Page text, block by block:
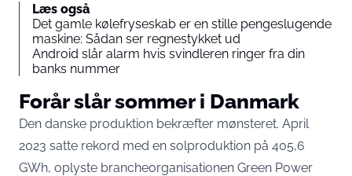
Læs også
Det gamle kølefryseskab er en stille pengeslugende
maskine: Sådan ser regnestykket ud
Android slår alarm hvis svindleren ringer fra din
banks nummer
Forår slår sommer i Danmark
Den danske produktion bekræfter mønsteret. April
2023 satte rekord med en solproduktion på 405,6
GWh, oplyste brancheorganisationen Green Power